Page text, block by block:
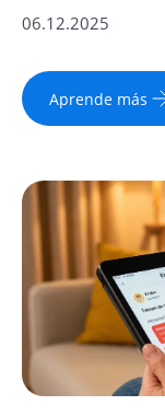
06.12.2025
Aprende más